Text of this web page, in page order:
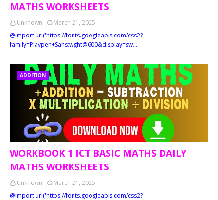
MATHS WORKSHEETS
Unknown
March 21, 2025
@import url('https://fonts.googleapis.com/css2?
family=Playpen+Sans:wght@600&display=sw…
ADDITION
WORKBOOK 1 ICT BASIC MATHS DAILY
MATHS WORKSHEETS
Unknown
March 21, 2025
@import url('https://fonts.googleapis.com/css2?